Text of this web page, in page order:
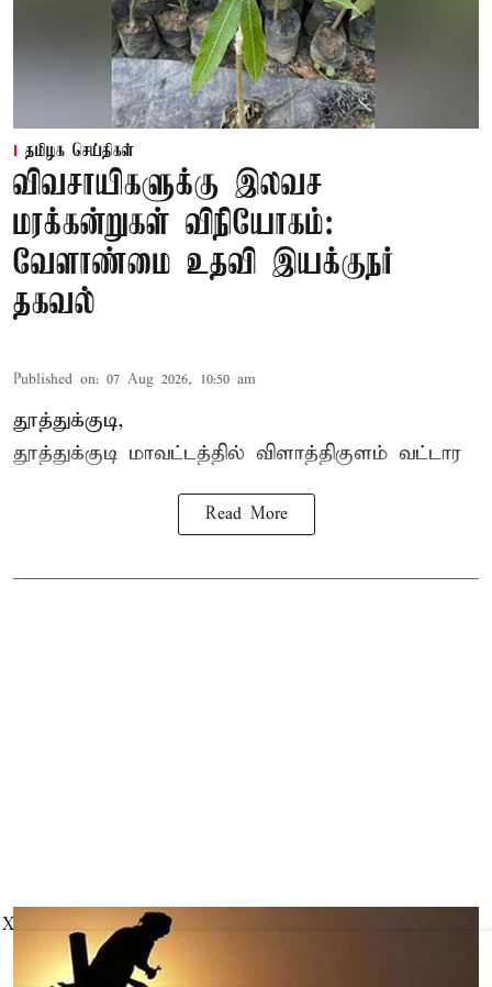
தமிழக செய்திகள்
விவசாயிகளுக்கு இலவச
மரக்கன்றுகள் விநியோகம்:
வேளாண்மை உதவி இயக்குநர்
தகவல்
Published on: 07 Aug 2026, 10:50 am
தூத்துக்குடி,
தூத்துக்குடி மாவட்டத்தில் விளாத்திகுளம் வட்டார
Read More
X